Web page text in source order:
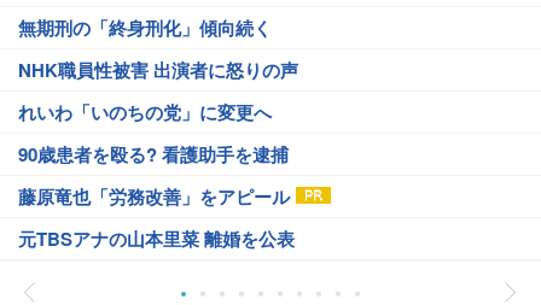
無期刑の「終身刑化」傾向続く
NHK職員性被害 出演者に怒りの声
れいわ「いのちの党」に変更へ
90歳患者を殴る? 看護助手を逮捕
藤原竜也「労務改善」をアピール
元TBSアナの山本里菜 離婚を公表